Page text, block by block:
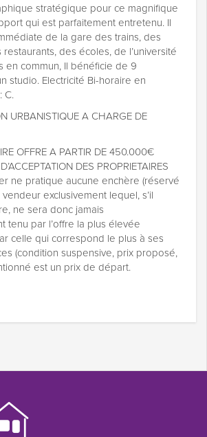
stratégique pour ce magnifique
qui est parfaitement entretenu. Il
de la gare des trains, des
des écoles, de l’université
en commun, Il bénéficie de 9
studio. Electricité Bi-horaire en
C.
URBANISTIQUE A CHARGE DE
OFFRE A PARTIR DE 450.000€
DES PROPRIETAIRES
ne pratique aucune enchère (réservé
exclusivement lequel, s’il
ne sera donc jamais
tenu par l’offre la plus élevée
celle qui correspond le plus à ses
(condition suspensive, prix proposé,
est un prix de départ.